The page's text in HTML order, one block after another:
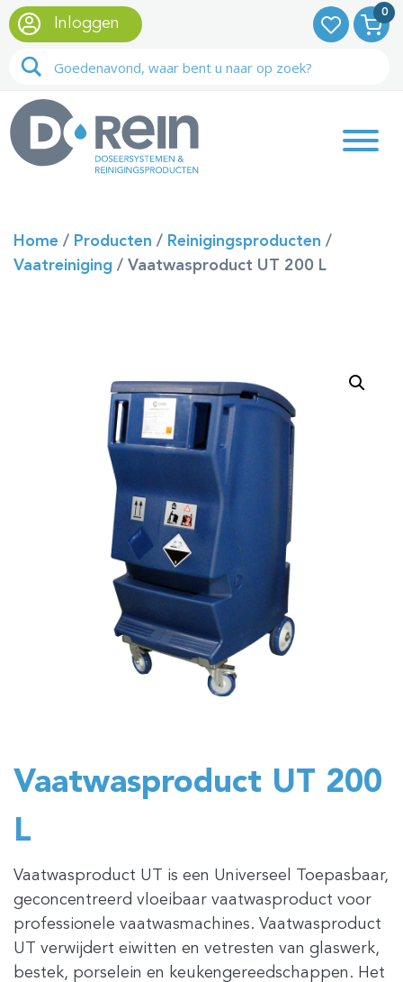
0
Inloggen
Home / Producten / Reinigingsproducten /
Vaatreiniging / Vaatwasproduct UT 200 L
Vaatwasproduct UT 200
L
Vaatwasproduct UT is een Universeel Toepasbaar,
geconcentreerd vloeibaar vaatwasproduct voor
professionele vaatwasmachines. Vaatwasproduct
UT verwijdert eiwitten en vetresten van glaswerk,
bestek, porselein en keukengereedschappen. Het